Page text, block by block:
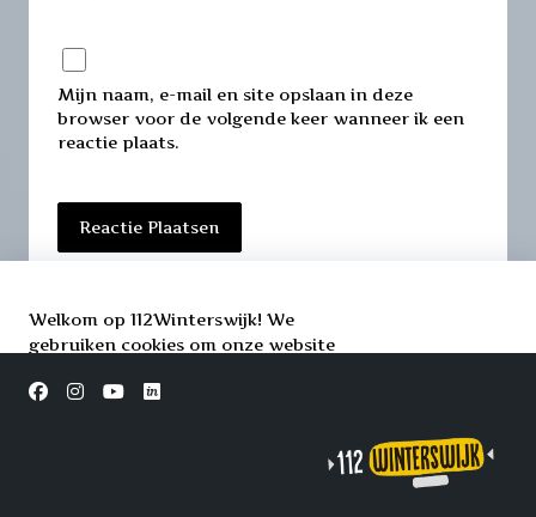
Mijn naam, e-mail en site opslaan in deze
browser voor de volgende keer wanneer ik een
reactie plaats.
Welkom op 112Winterswijk! We
gebruiken cookies om onze website
accepteren, helpt u ons om uw